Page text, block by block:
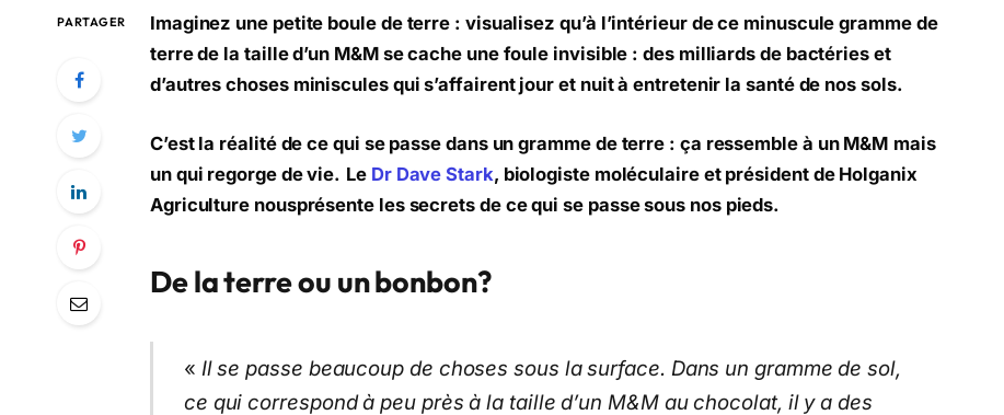
PARTAGER
Imaginez une petite boule de terre : visualisez qu’à l’intérieur de ce minuscule gramme de
terre de la taille d’un M&M se cache une foule invisible : des milliards de bactéries et
d’autres choses miniscules qui s’affairent jour et nuit à entretenir la santé de nos sols.
C’est la réalité de ce qui se passe dans un gramme de terre : ça ressemble à un M&M mais
un qui regorge de vie. Le Dr Dave Stark, biologiste moléculaire et président de Holganix
Agriculture nousprésente les secrets de ce qui se passe sous nos pieds.
De la terre ou un bonbon?
« Il se passe beaucoup de choses sous la surface. Dans un gramme de sol,
ce qui correspond à peu près à la taille d’un M&M au chocolat, il y a des